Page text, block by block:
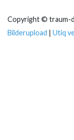
Copyright © traum-
Bilderupload | Utiq